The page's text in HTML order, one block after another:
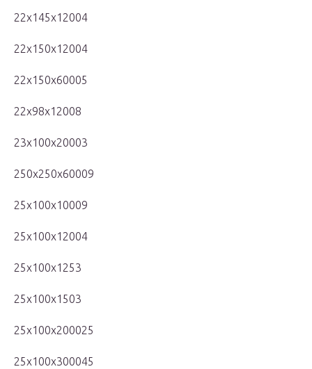
22x145x12004
22x150x12004
22x150x60005
22x98x12008
23x100x20003
250x250x60009
25x100x10009
25x100x12004
25x100x1253
25x100x1503
25x100x200025
25x100x300045